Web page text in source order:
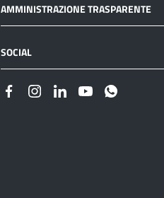
AMMINISTRAZIONE TRASPARENTE
SOCIAL